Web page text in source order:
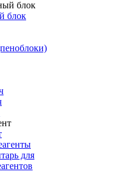
блок
для